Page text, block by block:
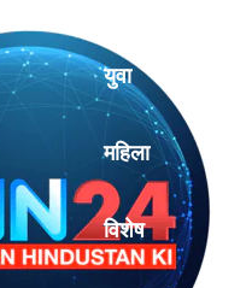
युवा
महिला
विशेष